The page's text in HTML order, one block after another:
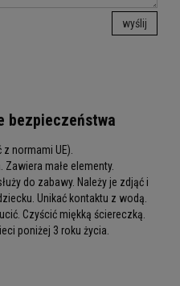
wyślij
bezpieczeństwa
normami UE).
Zawiera małe elementy.
do zabawy. Należy je zdjąć i
Unikać kontaktu z wodą.
Czyścić miękką ściereczką.
poniżej 3 roku życia.